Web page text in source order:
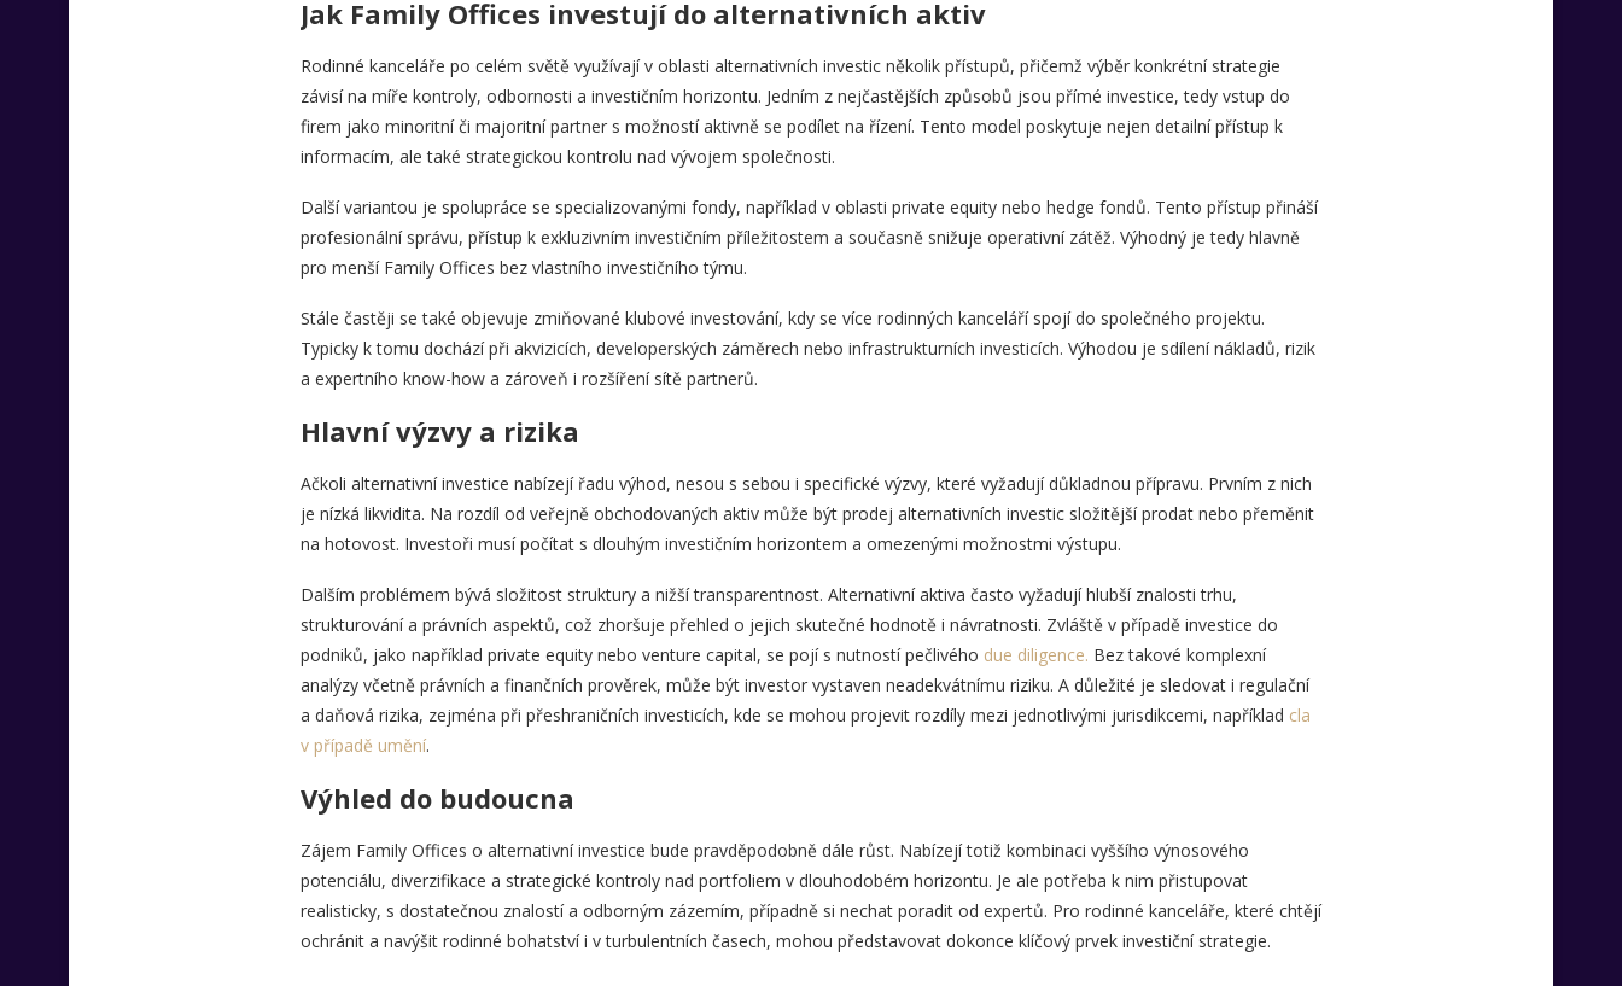
Jak Family Offices investují do alternativních aktiv
Rodinné kanceláře po celém světě využívají v oblasti alternativních investic několik přístupů, přičemž výběr konkrétní strategie
závisí na míře kontroly, odbornosti a investičním horizontu. Jedním z nejčastějších způsobů jsou přímé investice, tedy vstup do
firem jako minoritní či majoritní partner s možností aktivně se podílet na řízení. Tento model poskytuje nejen detailní přístup k
informacím, ale také strategickou kontrolu nad vývojem společnosti.
Další variantou je spolupráce se specializovanými fondy, například v oblasti private equity nebo hedge fondů. Tento přístup přináší
profesionální správu, přístup k exkluzivním investičním příležitostem a současně snižuje operativní zátěž. Výhodný je tedy hlavně
pro menší Family Offices bez vlastního investičního týmu.
Stále častěji se také objevuje zmiňované klubové investování, kdy se více rodinných kanceláří spojí do společného projektu.
Typicky k tomu dochází při akvizicích, developerských záměrech nebo infrastrukturních investicích. Výhodou je sdílení nákladů, rizik
a expertního know-how a zároveň i rozšíření sítě partnerů.
Hlavní výzvy a rizika
Ačkoli alternativní investice nabízejí řadu výhod, nesou s sebou i specifické výzvy, které vyžadují důkladnou přípravu. Prvním z nich
je nízká likvidita. Na rozdíl od veřejně obchodovaných aktiv může být prodej alternativních investic složitější prodat nebo přeměnit
na hotovost. Investoři musí počítat s dlouhým investičním horizontem a omezenými možnostmi výstupu.
Dalším problémem bývá složitost struktury a nižší transparentnost. Alternativní aktiva často vyžadují hlubší znalosti trhu,
strukturování a právních aspektů, což zhoršuje přehled o jejich skutečné hodnotě i návratnosti. Zvláště v případě investice do
podniků, jako například private equity nebo venture capital, se pojí s nutností pečlivého due diligence. Bez takové komplexní
analýzy včetně právních a finančních prověrek, může být investor vystaven neadekvátnímu riziku. A důležité je sledovat i regulační
a daňová rizika, zejména při přeshraničních investicích, kde se mohou projevit rozdíly mezi jednotlivými jurisdikcemi, například cla
v případě umění.
Výhled do budoucna
Zájem Family Offices o alternativní investice bude pravděpodobně dále růst. Nabízejí totiž kombinaci vyššího výnosového
potenciálu, diverzifikace a strategické kontroly nad portfoliem v dlouhodobém horizontu. Je ale potřeba k nim přistupovat
realisticky, s dostatečnou znalostí a odborným zázemím, případně si nechat poradit od expertů. Pro rodinné kanceláře, které chtějí
ochránit a navýšit rodinné bohatství i v turbulentních časech, mohou představovat dokonce klíčový prvek investiční strategie.